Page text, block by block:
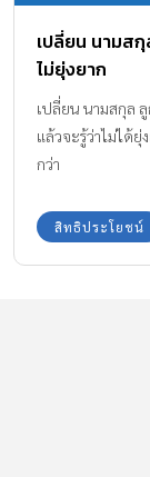
ขั้นตอนการเข้าใช้
พยาบาลรามาธิบ
บริการ โดยจะมีก
โดยใช้ข้อมูลสำห
13 หลัก ชื่อ นาม
เปลี่ยน นามสกุ
ไม่ยุ่งยาก
เปลี่ยน นามสกุล
แล้วจะรู้ว่าไม่ได้
กว่า
สิทธิประโยชน์